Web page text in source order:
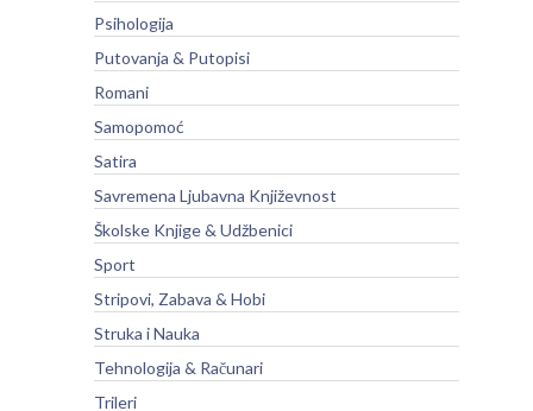
Psihologija
Putovanja & Putopisi
Romani
Samopomoć
Satira
Savremena Ljubavna Književnost
Školske Knjige & Udžbenici
Sport
Stripovi, Zabava & Hobi
Struka i Nauka
Tehnologija & Računari
Trileri